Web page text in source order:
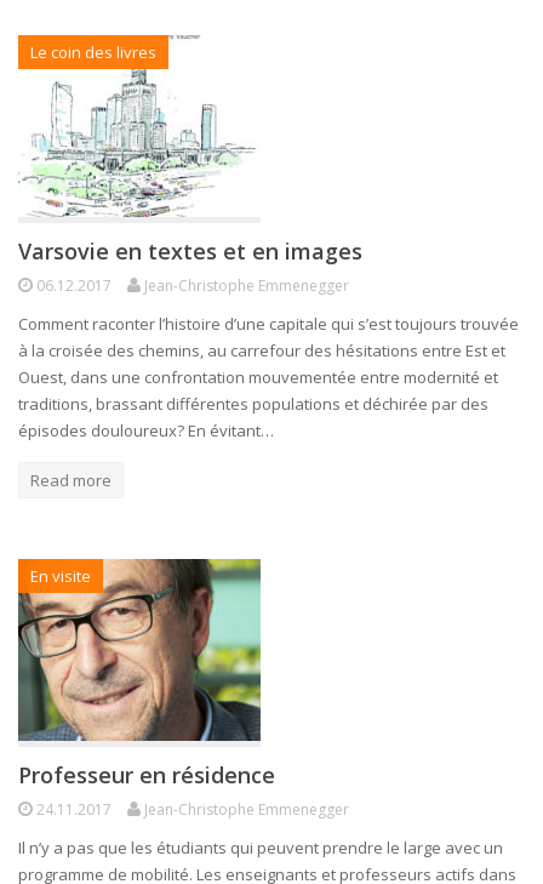
Le coin des livres
Varsovie en textes et en images
06.12.2017 Jean-Christophe Emmenegger
Comment raconter l’histoire d’une capitale qui s’est toujours trouvée
à la croisée des chemins, au carrefour des hésitations entre Est et
Ouest, dans une confrontation mouvementée entre modernité et
traditions, brassant différentes populations et déchirée par des
épisodes douloureux? En évitant…
Read more
En visite
Professeur en résidence
24.11.2017 Jean-Christophe Emmenegger
Il n’y a pas que les étudiants qui peuvent prendre le large avec un
programme de mobilité. Les enseignants et professeurs actifs dans